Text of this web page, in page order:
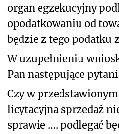
organ egzekucyjny
opodatkowaniu od
będzie z tego podatku
W uzupełnieniu
Pan następujące
Czy w
licytacyjna sprzedaż
sprawie …. podlegać